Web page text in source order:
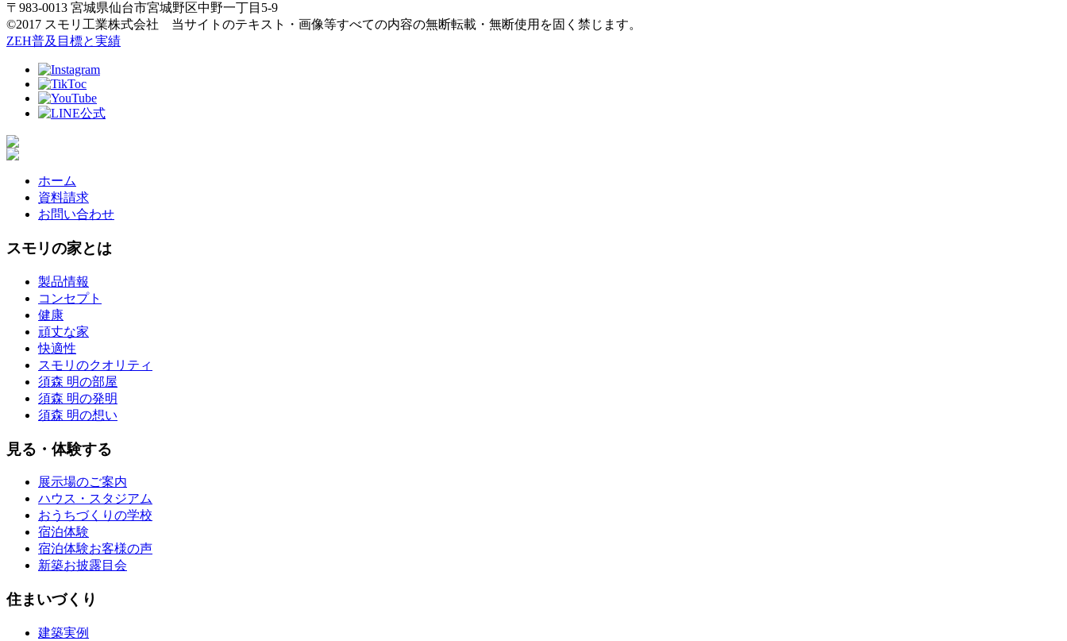
〒983-0013 宮城県仙台市宮城野区中野一丁目5-9
©2017 スモリ工業株式会社 当サイトのテキスト・画像等すべての内容の無断転載・無断使用を固く禁じます。
ZEH普及目標と実績
ホーム
資料請求
お問い合わせ
スモリの家とは
製品情報
コンセプト
健康
頑丈な家
快適性
スモリのクオリティ
須森 明の部屋
須森 明の発明
須森 明の想い
見る・体験する
展示場のご案内
ハウス・スタジアム
おうちづくりの学校
宿泊体験
宿泊体験お客様の声
新築お披露目会
住まいづくり
建築実例